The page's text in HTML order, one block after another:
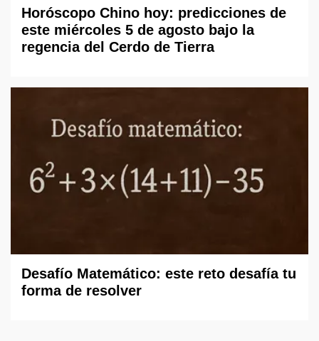
Horóscopo Chino hoy: predicciones de
este miércoles 5 de agosto bajo la
regencia del Cerdo de Tierra
Desafío Matemático: este reto desafía tu
forma de resolver